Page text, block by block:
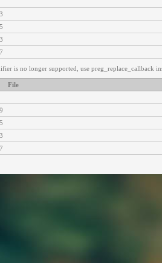
is no longer supported, use preg_replace_callback
File